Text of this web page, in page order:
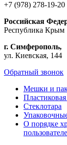
+7 (978) 278-19-20
Российская
Республика Крым
г. Симферополь,
ул. Киевская, 144
Обратный звонок
Мешки и
Пластиковая
Стеклотара
О порядке